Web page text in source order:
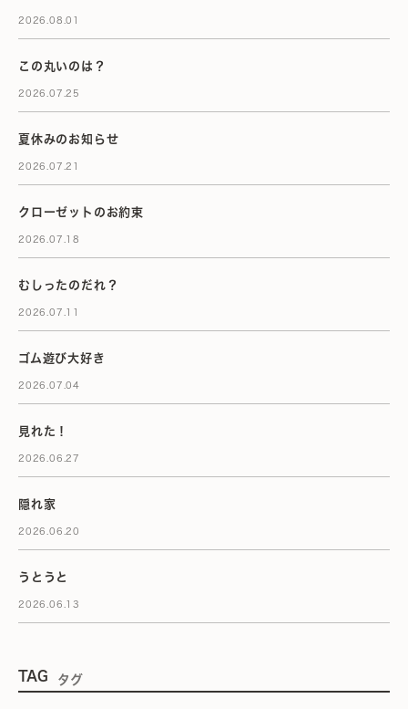
2026.08.01
この丸いのは？
2026.07.25
夏休みのお知らせ
2026.07.21
クローゼットのお約束
2026.07.18
むしったのだれ？
2026.07.11
ゴム遊び大好き
2026.07.04
見れた！
2026.06.27
隠れ家
2026.06.20
うとうと
2026.06.13
TAG タグ